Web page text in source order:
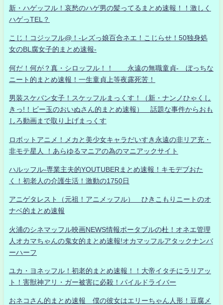
新・ハゲッフル！哀愁のハゲ男の髪ってるまとめ速報！！激しく
ハゲっTEL？
こじ！コジッフル@！-レズっ娘百合ネエ！こじらせ！50独身処
女のBL腐女子的まとめ速報-
何だ！何が？真・シロッフル！！ 永遠の無職童貞- ぼっちな
ニート的まとめ速報！一生童貞上等夜露死苦！
男装スケバン女子！スケッフルまっくす！（新・ナンノひゃくし
きっ!！ビー玉のおいぬさん的まとめ速報） 話題な事件からおも
しろ動画まで取り上げまっくす
ロボットアニメ！メカと美少女キャラだいすき永遠の非リア充・
非モテ星人 ！あらゆるマニアの為のマニアックサイト
ハルッフル-専業主夫的YOUTUBERまとめ速報！キモデブおた
く！初老人の介護生活！激動の1750日
アニゲタレスト（元祖！アニメッフル） ひきこもりニートのオ
ナベ的まとめ速報
火浦のシネマッフル映画NEWS情報ポータブルの杜！オネエ管理
人オカマちゃんの鬼女的まとめ速報!オカマッフルアタックナンバ
ーハーフ
ユカ・ヨネッフル！初老的まとめ速報！！大帝イタチにラリアッ
ト！害獣神アリ・ガー被害に必殺！パイルドライバー
おネコさん的まとめ速報 僕の彼女はエリーちゃん人形！豆腐メ